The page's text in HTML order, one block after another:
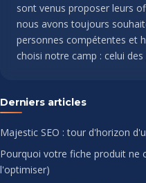
sont venus proposer leurs
nous avons toujours
personnes compétentes et
choisi notre camp : celui
Derniers articles
Majestic SEO : tour d'horizon
Pourquoi votre fiche produit ne
l'optimiser)